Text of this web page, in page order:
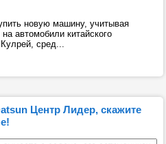
новую машину, учитывая
автомобили китайского
сред...
Центр Лидер, скажите